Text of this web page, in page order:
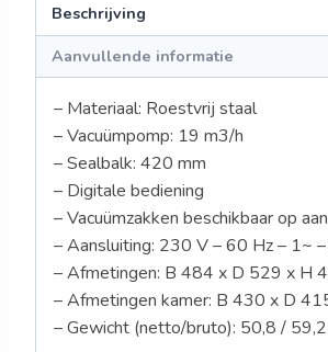
Beschrijving
Aanvullende informatie
– Materiaal: Roestvrij staal
– Vacuümpomp: 19 m3/h
– Sealbalk: 420 mm
– Digitale bediening
– Vacuümzakken beschikbaar op
– Aansluiting: 230 V – 60 Hz – 1~
– Afmetingen: B 484 x D 529 x H
– Afmetingen kamer: B 430 x D
– Gewicht (netto/bruto): 50,8 /